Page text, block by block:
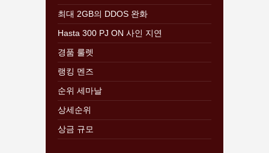
최대 2GB의 DDOS 완화
Hasta 300 PJ ON 사인 지연
경품 룰렛
랭킹 멘즈
순위 세마날
상세순위
상금 규모